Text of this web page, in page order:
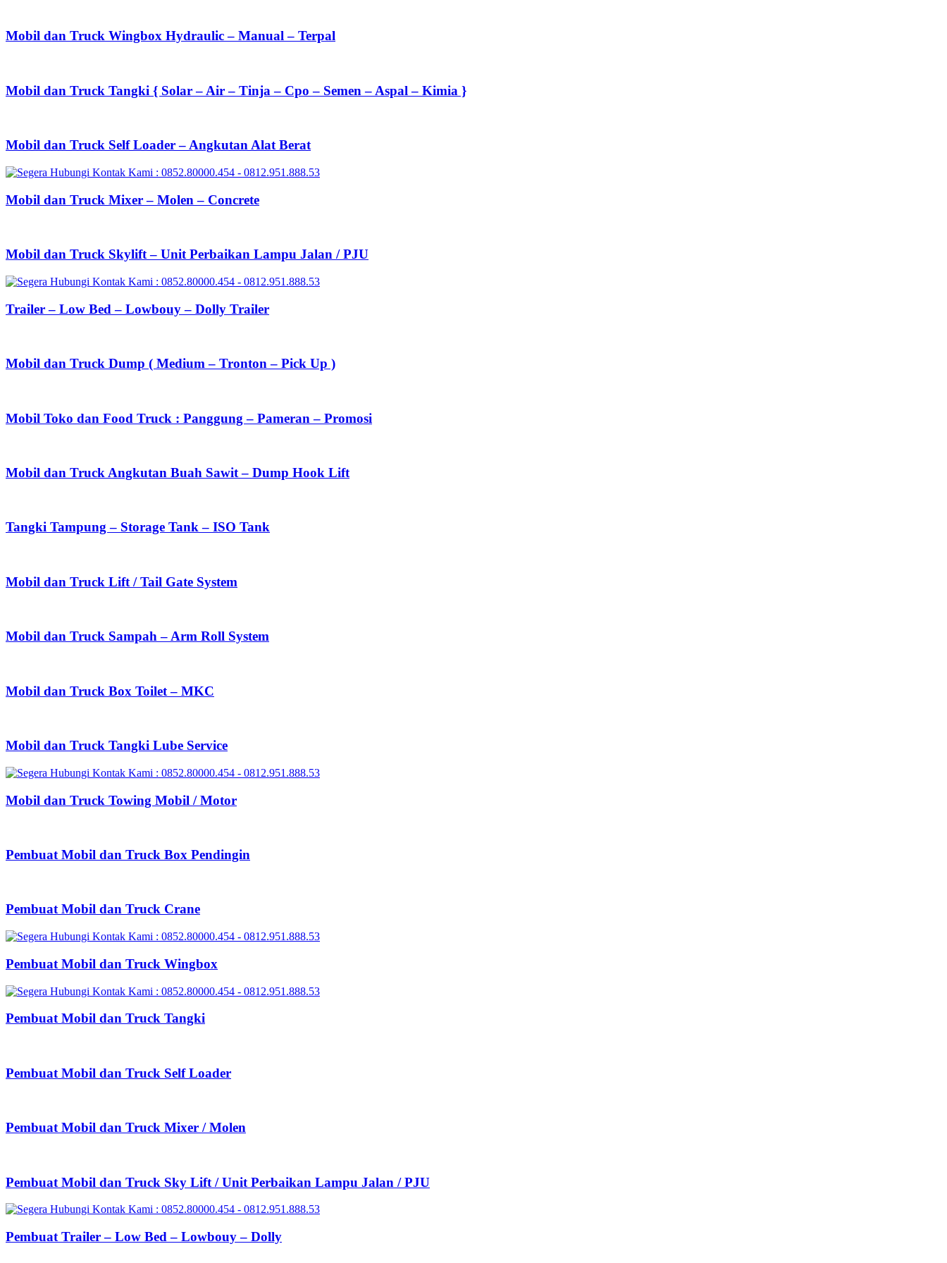
Mobil dan Truck Wingbox Hydraulic – Manual – Terpal
Mobil dan Truck Tangki { Solar – Air – Tinja – Cpo – Semen – Aspal – Kimia }
Mobil dan Truck Self Loader – Angkutan Alat Berat
Mobil dan Truck Mixer – Molen – Concrete
Mobil dan Truck Skylift – Unit Perbaikan Lampu Jalan / PJU
Trailer – Low Bed – Lowbouy – Dolly Trailer
Mobil dan Truck Dump ( Medium – Tronton – Pick Up )
Mobil Toko dan Food Truck : Panggung – Pameran – Promosi
Mobil dan Truck Angkutan Buah Sawit – Dump Hook Lift
Tangki Tampung – Storage Tank – ISO Tank
Mobil dan Truck Lift / Tail Gate System
Mobil dan Truck Sampah – Arm Roll System
Mobil dan Truck Box Toilet – MKC
Mobil dan Truck Tangki Lube Service
Mobil dan Truck Towing Mobil / Motor
Pembuat Mobil dan Truck Box Pendingin
Pembuat Mobil dan Truck Crane
Pembuat Mobil dan Truck Wingbox
Pembuat Mobil dan Truck Tangki
Pembuat Mobil dan Truck Self Loader
Pembuat Mobil dan Truck Mixer / Molen
Pembuat Mobil dan Truck Sky Lift / Unit Perbaikan Lampu Jalan / PJU
Pembuat Trailer – Low Bed – Lowbouy – Dolly